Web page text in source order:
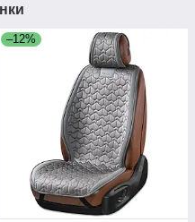
–12%